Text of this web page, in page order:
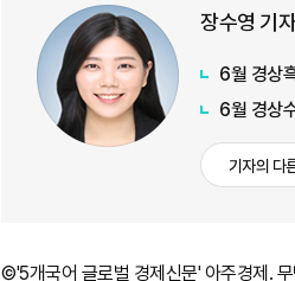
장수영 기자
6월 경상
6월 경상
기자의 다
©'5개국어 글로벌 경제신문' 아주경제. 무